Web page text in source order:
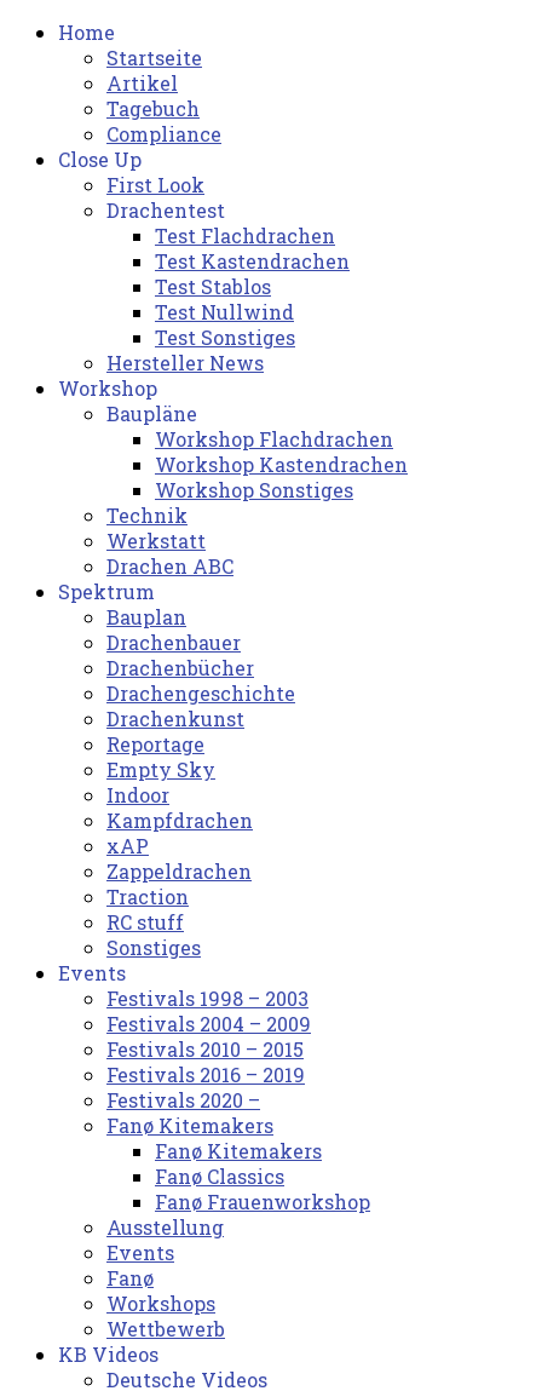
Home
Startseite
Artikel
Tagebuch
Compliance
Close Up
First Look
Drachentest
Test Flachdrachen
Test Kastendrachen
Test Stablos
Test Nullwind
Test Sonstiges
Hersteller News
Workshop
Baupläne
Workshop Flachdrachen
Workshop Kastendrachen
Workshop Sonstiges
Technik
Werkstatt
Drachen ABC
Spektrum
Bauplan
Drachenbauer
Drachenbücher
Drachengeschichte
Drachenkunst
Reportage
Empty Sky
Indoor
Kampfdrachen
xAP
Zappeldrachen
Traction
RC stuff
Sonstiges
Events
Festivals 1998 – 2003
Festivals 2004 – 2009
Festivals 2010 – 2015
Festivals 2016 – 2019
Festivals 2020 –
Fanø Kitemakers
Fanø Kitemakers
Fanø Classics
Fanø Frauenworkshop
Ausstellung
Events
Fanø
Workshops
Wettbewerb
KB Videos
Deutsche Videos